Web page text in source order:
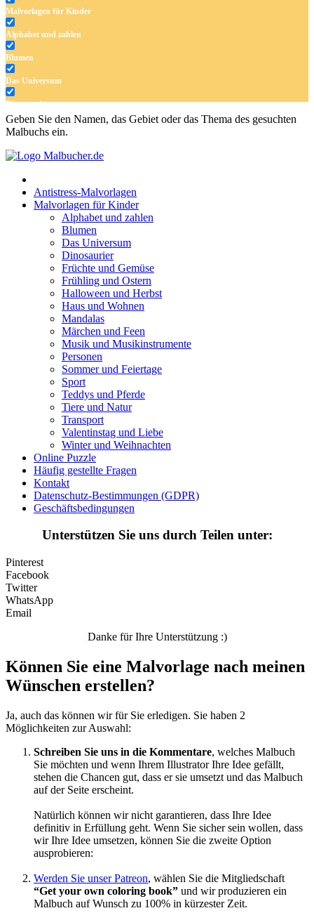
Malvorlagen für Kinder
Alphabet und zahlen
Blumen
Das Universum
Dinosaurier
Früchte und Gemüse
Frühling und Ostern
Haus und Wohnen
Märchen und Feen
Musik und Musikinstrumente
Sommer und Feiertage
Teddys und Pferde
Tiere und Natur
Valentinstag und Liebe
Winter und Weihnachten
Nezaradené
Unkategorisiert
Geben Sie den Namen, das Gebiet oder das Thema des gesuchten
Malbuchs ein.
Antistress-Malvorlagen
Malvorlagen für Kinder
Alphabet und zahlen
Blumen
Das Universum
Dinosaurier
Früchte und Gemüse
Frühling und Ostern
Halloween und Herbst
Haus und Wohnen
Mandalas
Märchen und Feen
Musik und Musikinstrumente
Personen
Sommer und Feiertage
Sport
Teddys und Pferde
Tiere und Natur
Transport
Valentinstag und Liebe
Winter und Weihnachten
Online Puzzle
Häufig gestellte Fragen
Kontakt
Datenschutz-Bestimmungen (GDPR)
Geschäftsbedingungen
Unterstützen Sie uns durch Teilen unter:
Pinterest
Facebook
Twitter
WhatsApp
Email
Danke für Ihre Unterstützung :)
Können Sie eine Malvorlage nach meinen
Wünschen erstellen?
Ja, auch das können wir für Sie erledigen. Sie haben 2
Möglichkeiten zur Auswahl:
Schreiben Sie uns in die Kommentare, welches Malbuch
Sie möchten und wenn Ihrem Illustrator Ihre Idee gefällt,
stehen die Chancen gut, dass er sie umsetzt und das Malbuch
auf der Seite erscheint.
Natürlich können wir nicht garantieren, dass Ihre Idee
definitiv in Erfüllung geht. Wenn Sie sicher sein wollen, dass
wir Ihre Idee umsetzen, können Sie die zweite Option
ausprobieren:
Werden Sie unser Patreon, wählen Sie die Mitgliedschaft
“Get your own coloring book” und wir produzieren ein
Malbuch auf Wunsch zu 100% in kürzester Zeit.